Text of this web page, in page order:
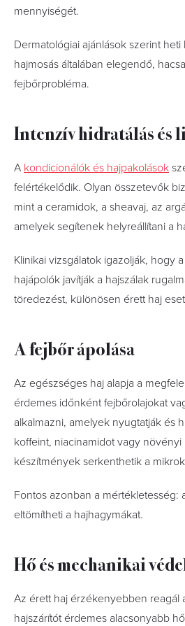
mennyiségét.
Dermatológiai ajánlások szerint
hajmosás általában elegendő,
fejbőrprobléma.
Intenzív hidratálás és
A kondicionálók és hajpakolások
felértékelődik. Olyan összetevők
mint a ceramidok, a sheavaj, az
amelyek segítenek helyreállítani a
Klinikai vizsgálatok igazolják, hogy
hajápolók javítják a hajszálak
töredezést, különösen érett haj
A fejbőr ápolása
Az egészséges haj alapja a
érdemes időnként fejbőrolajokat
alkalmazni, amelyek nyugtatják és
koffeint, niacinamidot vagy
készítmények serkenthetik a
Fontos azonban a mértékletesség:
eltömítheti a hajhagymákat.
Hő és mechanikai
Az érett haj érzékenyebben reagál
hajszárítót érdemes alacsonyabb